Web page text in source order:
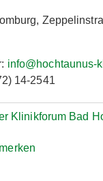
info@hochtaunus-
14-2541
Klinikforum Bad